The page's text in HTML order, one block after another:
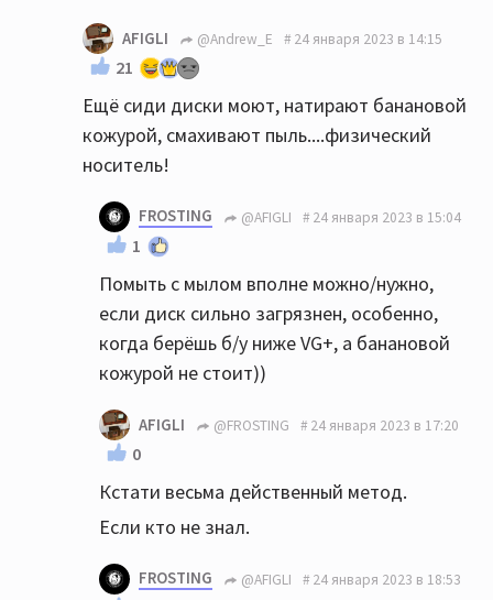
AFIGLI @Andrew_E 24 января 2023 в 14:15
21
Ещё сиди диски моют, натирают банановой
кожурой, смахивают пыль....физический
носитель!
FROSTING @AFIGLI 24 января 2023 в 15:04
1
Помыть с мылом вполне можно/нужно,
если диск сильно загрязнен, особенно,
когда берёшь б/у ниже VG+, а банановой
кожурой не стоит))
AFIGLI @FROSTING 24 января 2023 в 17:20
0
Кстати весьма действенный метод.
Если кто не знал.
FROSTING @AFIGLI 24 января 2023 в 18:53